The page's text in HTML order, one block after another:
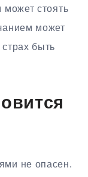
может стоять
может
быть
не опасен.